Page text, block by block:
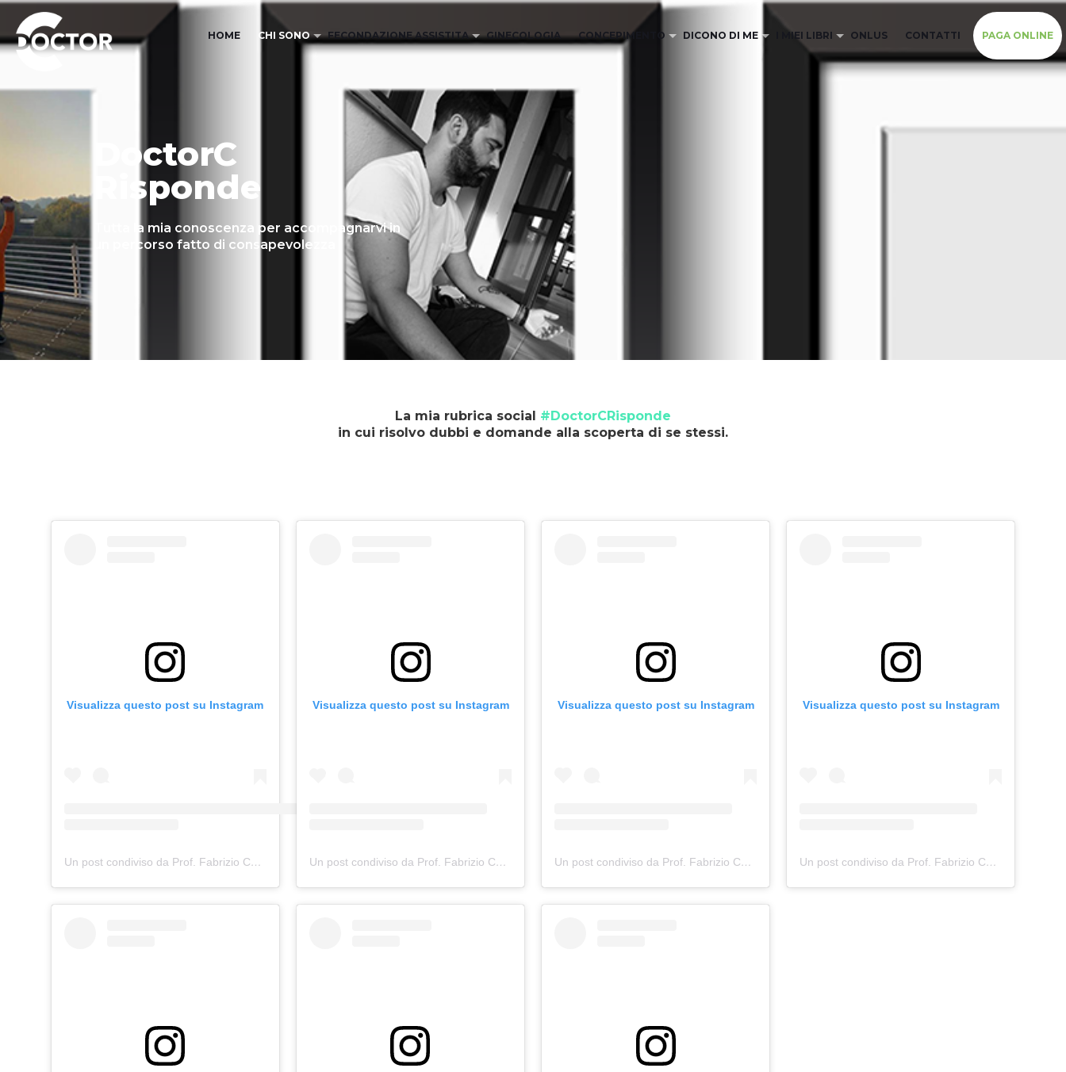
HOME CHI SONO FECONDAZIONE ASSISTITA GINECOLOGIA CONCEPIMENTO DICONO DI ME I MIEI LIBRI ONLUS CONTATTI PAGA ONLINE
DoctorC
Risponde
Tutta la mia conoscenza per accompagnarvi in
un percorso fatto di consapevolezza
La mia rubrica social #DoctorCRisponde
in cui risolvo dubbi e domande alla scoperta di se stessi.
Visualizza questo post su Instagram
Un post condiviso da Prof. Fabrizio Cerusico (@fabriziocerusico)
Visualizza questo post su Instagram
Un post condiviso da Prof. Fabrizio Cerusico (@fabriziocerusico)
Visualizza questo post su Instagram
Un post condiviso da Prof. Fabrizio Cerusico (@fabriziocerusico)
Visualizza questo post su Instagram
Un post condiviso da Prof. Fabrizio Cerusico